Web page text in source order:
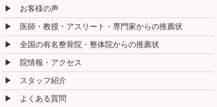
お客様の声
医師・教授・アスリート・専門家からの推薦状
全国の有名整骨院・整体院からの推薦状
院情報・アクセス
スタッフ紹介
よくある質問